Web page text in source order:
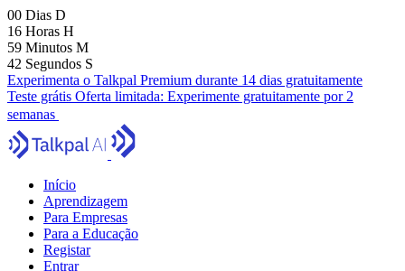
00 Dias D
16 Horas H
59 Minutos M
41 Segundos S
Experimenta o Talkpal Premium durante 14 dias gratuitamente
Teste grátis Oferta limitada: Experimente gratuitamente por 2
semanas
Início
Aprendizagem
Para Empresas
Para a Educação
Registar
Entrar